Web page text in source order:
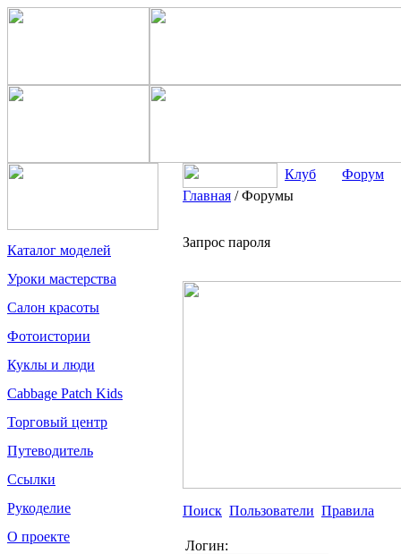
Каталог моделей
Уроки мастерства
Салон красоты
Фотоистории
Куклы и люди
Cabbage Patch Kids
Торговый центр
Путеводитель
Ссылки
Рукоделие
О проекте
Клуб
Форум
Главная /Форумы
Запрос пароля
Поиск Пользователи Правила
Логин: